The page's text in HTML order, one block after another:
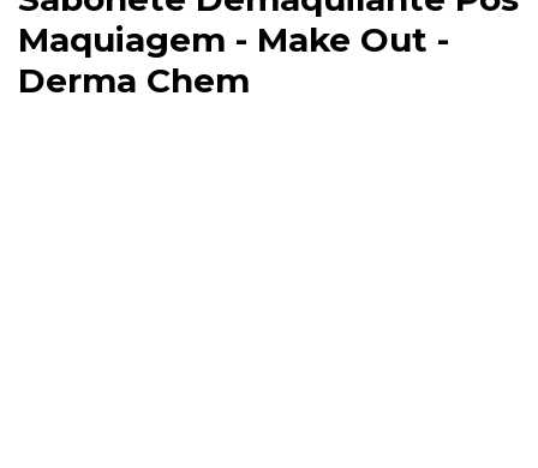
Maquiagem - Make Out -
Derma Chem